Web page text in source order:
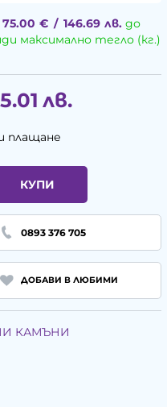
75.00 € / 146.69 лв.до
максимално тегло (кг.)
лв.
плащане
КУПИ
0893 376 705
ДОБАВИ В ЛЮБИМИ
КАМЪНИ